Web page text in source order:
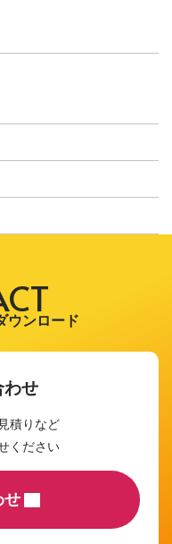
ウンロード
わせ
積りなど
ください
せ